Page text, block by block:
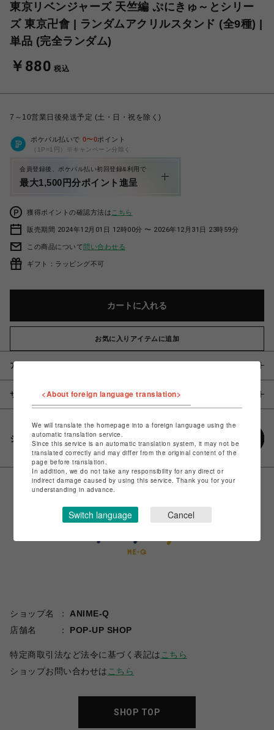
東京リベンジャーズ 天竺編 ぷにきゅ～とシリー
ズ 東京卍會 | ランダムアクリルスタンド (全9種) |
単品 (完全ランダム)
￥880 税込
7～10営業日後発送予定 (土・日・祝を除く)
ポケパル払いで 0〜0ポイント
（1P=1円）※キャンペーン分除く
会員登録後、ポケパル払い初回登録&利用で
最大1,500円分ポイント進呈
獲得ポイントの確認方法は こちら
販売期間 2024年12月01日 12時00分 〜 2026年12月31日 23時59分
この商品について問い合わせる
ギフト：ラッピング不可
カートに入れる
お気に入りアイテムに追加
アイテム説明 / 素材
サイズ
シェアする
ショップ名
ANIME-Q
店舗名
POP-UP SHOP
特定商取引法など法令に基づく表記は こちら
ショップお問い合わせは こちら
SHOP TOP
<About foreign language translation>
We will translate the homepage into a foreign language using the
automatic translation service.
Since this service is an automatic translation system, it may not be
translated correctly and may differ from the original content of the
page before translation.
In addition, we do not take any responsibility for any direct or
indirect damage caused by using this service. Thank you for your
understanding in advance.
Switch language Cancel